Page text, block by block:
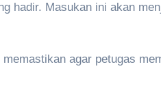
hadir. Masukan ini akan
agar petugas